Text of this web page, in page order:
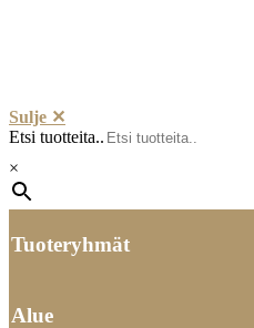
Sulje ✕
Etsi tuotteita..
×
Tuoteryhmät
Alue